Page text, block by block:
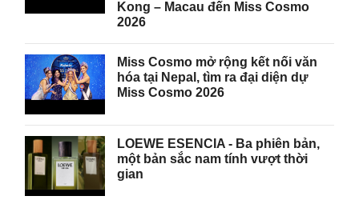
Kong – Macau đến Miss Cosmo
2026
Miss Cosmo mở rộng kết nối văn
hóa tại Nepal, tìm ra đại diện dự
Miss Cosmo 2026
LOEWE ESENCIA - Ba phiên bản,
một bản sắc nam tính vượt thời
gian